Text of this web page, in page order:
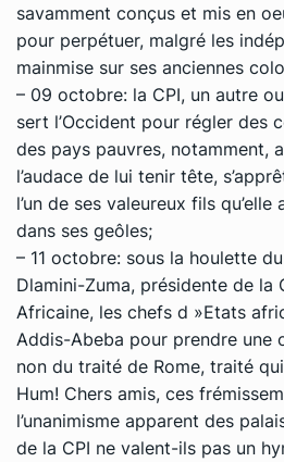
savamment conçus et mis en
pour perpétuer, malgré les
mainmise sur ses anciennes
– 09 octobre: la CPI, un autre
sert l’Occident pour régler des
des pays pauvres, notamment,
l’audace de lui tenir tête,
l’un de ses valeureux fils
dans ses geôles;
– 11 octobre: sous la houlette
Dlamini-Zuma, présidente de la
Africaine, les chefs d »Etats
Addis-Abeba pour prendre une
non du traité de Rome, traité
Hum! Chers amis, ces
l’unanimisme apparent des
de la CPI ne valent-ils pas un